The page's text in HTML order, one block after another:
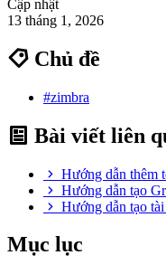
Cập nhật
13 tháng 1, 2026
Chủ đề
#zimbra
Bài viết liên
Hướng dẫn thêm
Hướng dẫn tạo
Hướng dẫn tạo
Mục lục